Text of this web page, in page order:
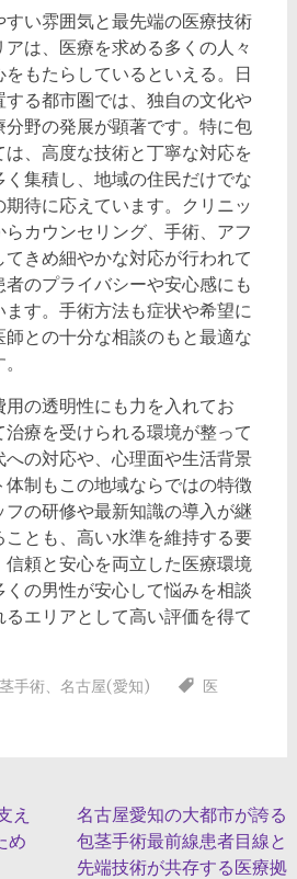
い雰囲気と最先端の医療技術
は、医療を求める多くの人々
もたらしているといえる。日
る都市圏では、独自の文化や
分野の発展が顕著です。特に包
、高度な技術と丁寧な対応を
集積し、地域の住民だけでな
期待に応えています。クリニッ
カウンセリング、手術、アフ
きめ細やかな対応が行われて
のプライバシーや安心感にも
す。手術方法も症状や希望に
との十分な相談のもと最適な
用の透明性にも力を入れてお
治療を受けられる環境が整って
への対応や、心理面や生活背景
体制もこの地域ならではの特徴
の研修や最新知識の導入が継
とも、高い水準を維持する要
信頼と安心を両立した医療環境
の男性が安心して悩みを相談
るエリアとして高い評価を得て
手術、 名古屋(愛知)
医
え
め
名古屋愛知の大都市が誇る
包茎手術最前線患者目線と
先端技術が共存する医療拠